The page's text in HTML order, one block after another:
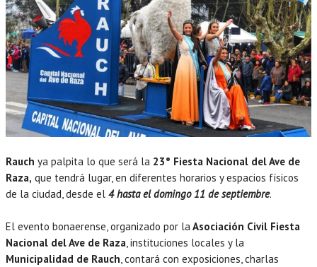
Rauch ya palpita lo que será la 23° Fiesta Nacional del Ave de
Raza, que tendrá lugar, en diferentes horarios y espacios físicos
de la ciudad, desde el 4 hasta el domingo 11 de septiembre.
El evento bonaerense, organizado por laAsociación Civil Fiesta
Nacional del Ave de Raza, instituciones locales y la
Municipalidad de Rauch, contará con exposiciones, charlas